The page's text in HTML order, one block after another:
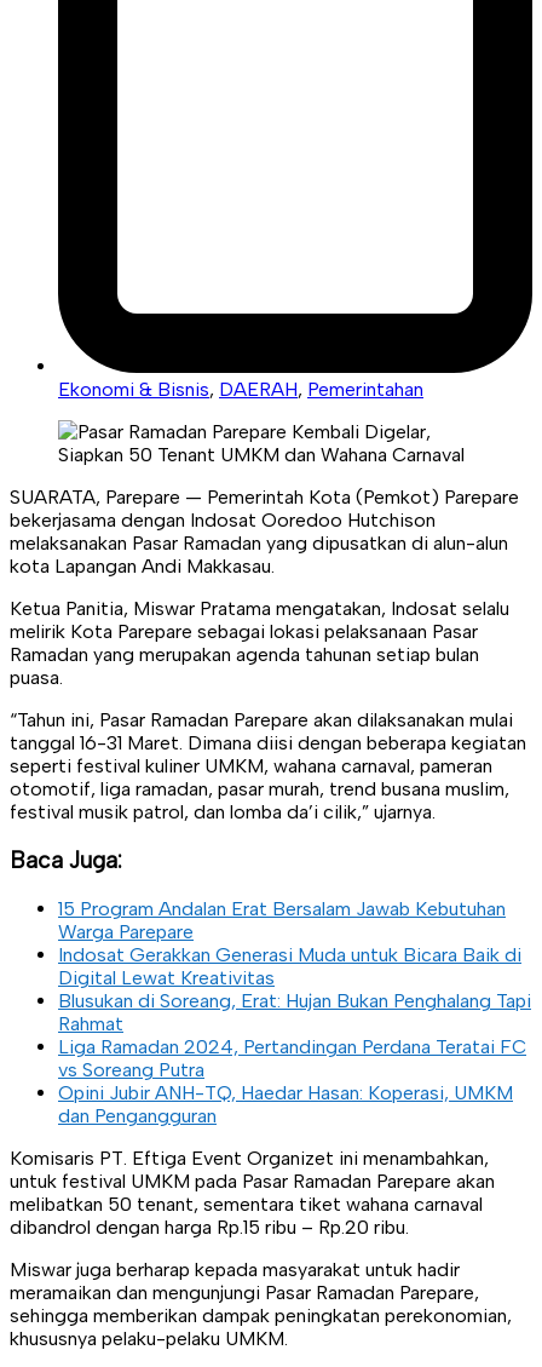
Ekonomi & Bisnis, DAERAH, Pemerintahan
SUARATA, Parepare — Pemerintah Kota (Pemkot) Parepare
bekerjasama dengan Indosat Ooredoo Hutchison
melaksanakan Pasar Ramadan yang dipusatkan di alun-alun
kota Lapangan Andi Makkasau.
Ketua Panitia, Miswar Pratama mengatakan, Indosat selalu
melirik Kota Parepare sebagai lokasi pelaksanaan Pasar
Ramadan yang merupakan agenda tahunan setiap bulan
puasa.
“Tahun ini, Pasar Ramadan Parepare akan dilaksanakan mulai
tanggal 16-31 Maret. Dimana diisi dengan beberapa kegiatan
seperti festival kuliner UMKM, wahana carnaval, pameran
otomotif, liga ramadan, pasar murah, trend busana muslim,
festival musik patrol, dan lomba da’i cilik,” ujarnya.
Baca Juga:
15 Program Andalan Erat Bersalam Jawab Kebutuhan
Warga Parepare
Indosat Gerakkan Generasi Muda untuk Bicara Baik di
Digital Lewat Kreativitas
Blusukan di Soreang, Erat: Hujan Bukan Penghalang Tapi
Rahmat
Liga Ramadan 2024, Pertandingan Perdana Teratai FC
vs Soreang Putra
Opini Jubir ANH-TQ, Haedar Hasan: Koperasi, UMKM
dan Pengangguran
Komisaris PT. Eftiga Event Organizet ini menambahkan,
untuk festival UMKM pada Pasar Ramadan Parepare akan
melibatkan 50 tenant, sementara tiket wahana carnaval
dibandrol dengan harga Rp.15 ribu – Rp.20 ribu.
Miswar juga berharap kepada masyarakat untuk hadir
meramaikan dan mengunjungi Pasar Ramadan Parepare,
sehingga memberikan dampak peningkatan perekonomian,
khususnya pelaku-pelaku UMKM.